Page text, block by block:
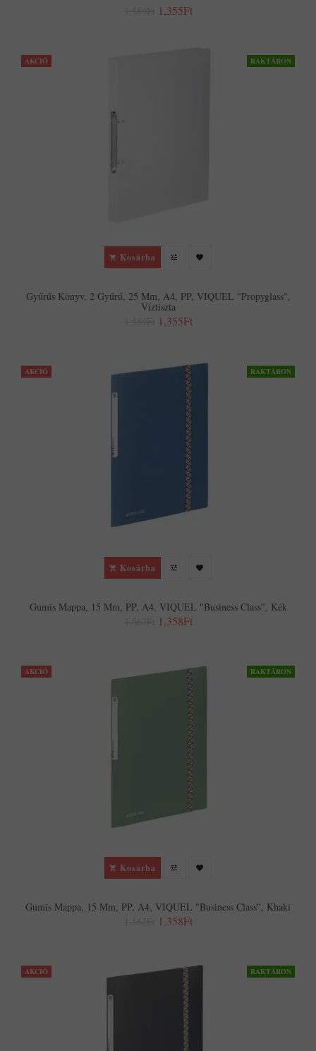
1,355Ft
AKCIÓ RAKTÁRON
Kosárba
Gyűrűs Könyv, 2 Gyűrű, 25 Mm, A4, PP, VIQUEL "Propyglass",
Víztiszta
1,355Ft
AKCIÓ RAKTÁRON
Kosárba
Gumis Mappa, 15 Mm, PP, A4, VIQUEL "Business Class", Kék
1,358Ft
AKCIÓ RAKTÁRON
Kosárba
Gumis Mappa, 15 Mm, PP, A4, VIQUEL "Business Class", Khaki
1,358Ft
AKCIÓ RAKTÁRON